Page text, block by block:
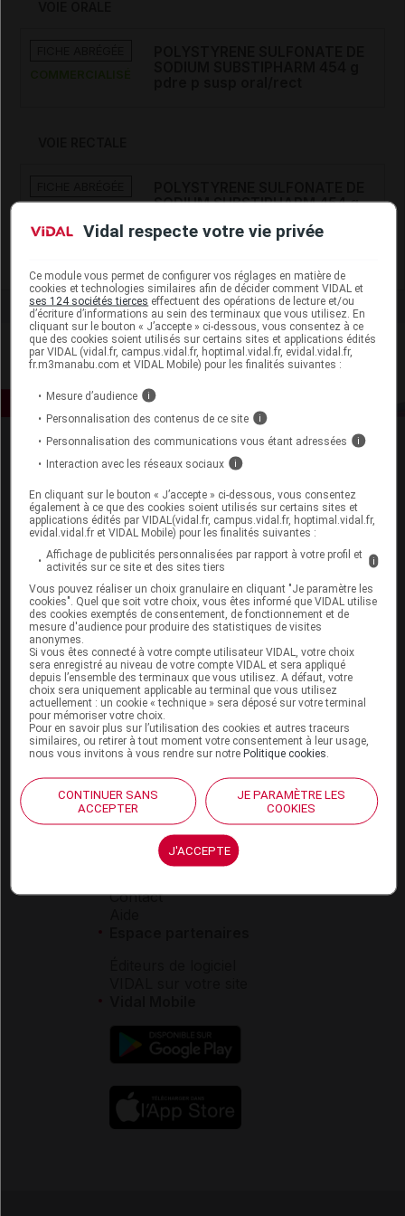
SODIUM SUBSTIPHARM 454 g
Espace produit
Boutique
VIDAL Expert
VIDAL Hoptimal
eVIDAL
VIDAL widget
VIDAL Sécurisation
VIDAL e-Services
Espace institutionnel
Qui sommes-nous ?
Carrières
Charte éthique et
déontologique
Service client
Contact
Vidal respecte votre vie privée
Ce module vous permet de configurer vos réglages en matière de
cookies et technologies similaires afin de décider comment VIDAL et
ses 124 sociétés tierces effectuent des opérations de lecture et/ou
d’écriture d’informations au sein des terminaux que vous utilisez. En
cliquant sur le bouton « J’accepte » ci-dessous, vous consentez à ce
que des cookies soient utilisés sur certains sites et applications édités
par VIDAL (vidal.fr, campus.vidal.fr, hoptimal.vidal.fr, evidal.vidal.fr,
fr.m3manabu.com et VIDAL Mobile) pour les finalités suivantes :
Mesure d’audience i
Personnalisation des contenus de ce site i
Personnalisation des communications vous étant adressées i
Interaction avec les réseaux sociaux i
En cliquant sur le bouton « J’accepte » ci-dessous, vous consentez
également à ce que des cookies soient utilisés sur certains sites et
applications édités par VIDAL(vidal.fr, campus.vidal.fr, hoptimal.vidal.fr,
evidal.vidal.fr et VIDAL Mobile) pour les finalités suivantes :
Affichage de publicités personnalisées par rapport à votre profil et
activités sur ce site et des sites tiers
i
Vous pouvez réaliser un choix granulaire en cliquant "Je paramètre les
cookies". Quel que soit votre choix, vous êtes informé que VIDAL utilise
des cookies exemptés de consentement, de fonctionnement et de
mesure d'audience pour produire des statistiques de visites
anonymes.
Si vous êtes connecté à votre compte utilisateur VIDAL, votre choix
sera enregistré au niveau de votre compte VIDAL et sera appliqué
depuis l’ensemble des terminaux que vous utilisez. A défaut, votre
choix sera uniquement applicable au terminal que vous utilisez
actuellement : un cookie « technique » sera déposé sur votre terminal
pour mémoriser votre choix.
Pour en savoir plus sur l’utilisation des cookies et autres traceurs
similaires, ou retirer à tout moment votre consentement à leur usage,
nous vous invitons à vous rendre sur notrePolitique cookies
CONTINUER SANS
ACCEPTER
JE PARAMÈTRE LES
COOKIES
J'ACCEPTE